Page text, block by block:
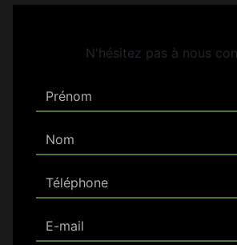
N'hésitez pas à nous